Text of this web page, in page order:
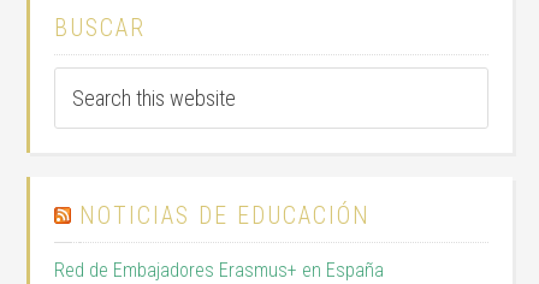
BUSCAR
NOTICIAS DE EDUCACIÓN
Red de Embajadores Erasmus+ en España